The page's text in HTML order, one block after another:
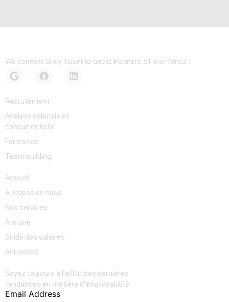
We connect Grey Talent to Great Partners all over Africa !
Accueil
À propos de nous
Nos services
À la une
Guide des salaires
Annonces
Recrutement
Analyse salariale et
concurrentielle
Formation
Team building
Soyez toujours à l’affût des dernières
tendances en matière d’employabilité
Email Address